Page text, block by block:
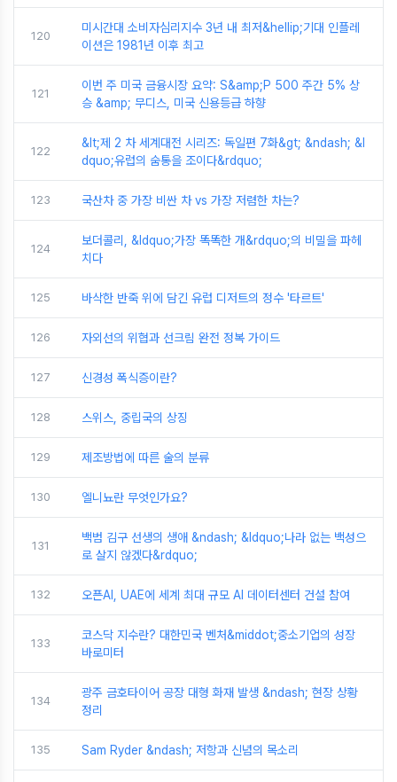
120
미시간대 소비자심리지수 3년 내 최저&hellip;기대 인플레
이션은 1981년 이후 최고
121
이번 주 미국 금융시장 요약: S&amp;P 500 주간 5% 상
승 &amp; 무디스, 미국 신용등급 하향
122
&lt;제 2 차 세계대전 시리즈: 독일편 7화&gt; &ndash; &l
dquo;유럽의 숨통을 조이다&rdquo;
123 국산차 중 가장 비싼 차 vs 가장 저렴한 차는?
124
보더콜리, &ldquo;가장 똑똑한 개&rdquo;의 비밀을 파헤
치다
125 바삭한 반죽 위에 담긴 유럽 디저트의 정수 '타르트'
126 자외선의 위협과 선크림 완전 정복 가이드
127 신경성 폭식증이란?
128 스위스, 중립국의 상징
129 제조방법에 따른 술의 분류
130 엘니뇨란 무엇인가요?
131
백범 김구 선생의 생애 &ndash; &ldquo;나라 없는 백성으
로 살지 않겠다&rdquo;
132 오픈AI, UAE에 세계 최대 규모 AI 데이터센터 건설 참여
133
코스닥 지수란? 대한민국 벤처&middot;중소기업의 성장
바로미터
134
광주 금호타이어 공장 대형 화재 발생 &ndash; 현장 상황
정리
135 Sam Ryder &ndash; 저항과 신념의 목소리